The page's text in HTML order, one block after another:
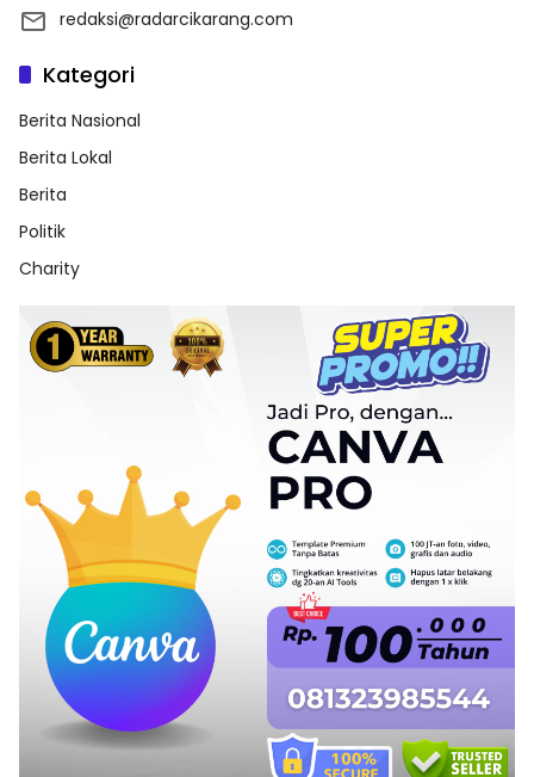
redaksi@radarcikarang.com
Kategori
Berita Nasional
Berita Lokal
Berita
Politik
Charity